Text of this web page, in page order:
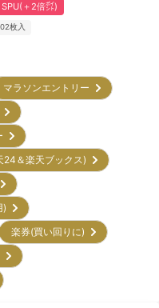
SPU(＋2倍㌽)
枚入
マラソンエントリー
24＆楽天ブックス)
)
楽券(買い回りに)
)